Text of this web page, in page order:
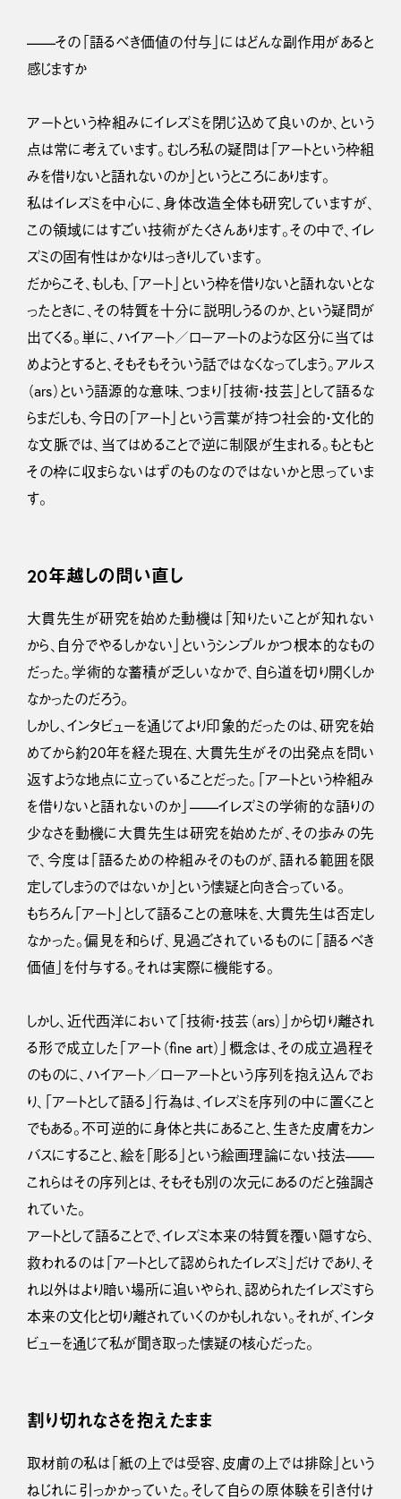
——その「語るべき価値の付与」にはどんな副作用があると
感じますか
アートという枠組みにイレズミを閉じ込めて良いのか、という
点は常に考えています。むしろ私の疑問は「アートという枠組
みを借りないと語れないのか」というところにあります。
私はイレズミを中心に、身体改造全体も研究していますが、
この領域にはすごい技術がたくさんあります。その中で、イレ
ズミの固有性はかなりはっきりしています。
だからこそ、もしも、「アート」という枠を借りないと語れないとな
ったときに、その特質を十分に説明しうるのか、という疑問が
出てくる。単に、ハイアート／ローアートのような区分に当ては
めようとすると、そもそもそういう話ではなくなってしまう。アルス
（ars）という語源的な意味、つまり「技術・技芸」として語るな
らまだしも、今日の「アート」という言葉が持つ社会的・文化的
な文脈では、当てはめることで逆に制限が生まれる。もともと
その枠に収まらないはずのものなのではないかと思っていま
す。
20年越しの問い直し
大貫先生が研究を始めた動機は「知りたいことが知れない
から、自分でやるしかない」というシンプルかつ根本的なもの
だった。学術的な蓄積が乏しいなかで、自ら道を切り開くしか
なかったのだろう。
しかし、インタビューを通じてより印象的だったのは、研究を始
めてから約20年を経た現在、大貫先生がその出発点を問い
返すような地点に立っていることだった。「アートという枠組み
を借りないと語れないのか」——イレズミの学術的な語りの
少なさを動機に大貫先生は研究を始めたが、その歩みの先
で、今度は「語るための枠組みそのものが、語れる範囲を限
定してしまうのではないか」という懐疑と向き合っている。
もちろん「アート」として語ることの意味を、大貫先生は否定し
なかった。偏見を和らげ、見過ごされているものに「語るべき
価値」を付与する。それは実際に機能する。
しかし、近代西洋において「技術・技芸（ars）」から切り離され
る形で成立した「アート（fine art）」概念は、その成立過程そ
のものに、ハイアート／ローアートという序列を抱え込んでお
り、「アートとして語る」行為は、イレズミを序列の中に置くこと
でもある。不可逆的に身体と共にあること、生きた皮膚をカン
バスにすること、絵を「彫る」という絵画理論にない技法——
これらはその序列とは、そもそも別の次元にあるのだと強調さ
れていた。
アートとして語ることで、イレズミ本来の特質を覆い隠すなら、
救われるのは「アートとして認められたイレズミ」だけであり、そ
れ以外はより暗い場所に追いやられ、認められたイレズミすら
本来の文化と切り離されていくのかもしれない。それが、インタ
ビューを通じて私が聞き取った懐疑の核心だった。
割り切れなさを抱えたまま
取材前の私は「紙の上では受容、皮膚の上では排除」という
ねじれに引っかかっていた。そして自らの原体験を引き付け